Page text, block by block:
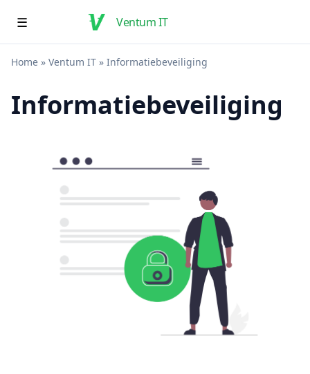
☰ Ventum IT
Home » Ventum IT » Informatiebeveiliging
Informatiebeveiliging